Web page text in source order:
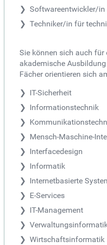
Softwareentwickler/in
Techniker/in für
Sie können sich auch für
akademische
Fächer orientieren sich
IT-Sicherheit
Informationstechnik
Mensch-Maschine-
Interfacedesign
Informatik
Internetbasierte
E-Services
IT-Management
Wirtschaftsinformatik